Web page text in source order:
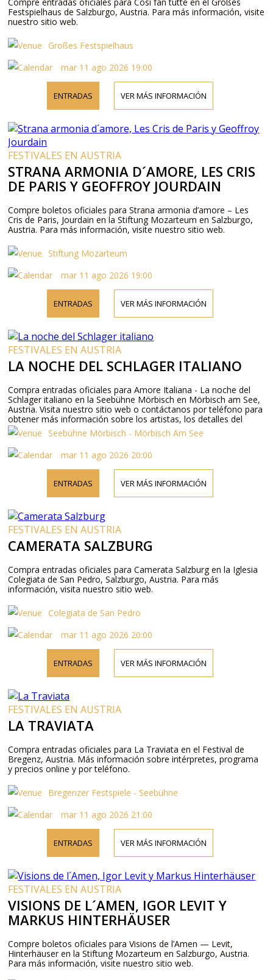
Festspielhaus de Salzburgo, Austria. Para más información, visite
nuestro sitio web.
Großes Festspielhaus
mar 11 ago 2026 19:00
ENTRADAS VER MÁS INFORMACIÓN
FESTIVALES EN AUSTRIA
STRANA ARMONIA D´AMORE, LES CRIS
DE PARIS Y GEOFFROY JOURDAIN
Compre boletos oficiales para Strana armonia d’amore – Les
Cris de Paris, Jourdain en la Stiftung Mozarteum en Salzburgo,
Austria. Para más información, visite nuestro sitio web.
Stiftung Mozarteum
mar 11 ago 2026 19:00
ENTRADAS VER MÁS INFORMACIÓN
FESTIVALES EN AUSTRIA
LA NOCHE DEL SCHLAGER ITALIANO
Compra entradas oficiales para Amore Italiana - La noche del
Schlager italiano en la Seebühne Mörbisch en Mörbisch am See,
Austria. Visita nuestro sitio web o contáctanos por teléfono para
obtener más información sobre los artistas, los detalles del
programa y los precios de las entradas.
Seebühne Mörbisch - Mörbisch Am See
mar 11 ago 2026 20:00
ENTRADAS VER MÁS INFORMACIÓN
FESTIVALES EN AUSTRIA
CAMERATA SALZBURG
Compra entradas oficiales para Camerata Salzburg en la Iglesia
Colegiata de San Pedro, Salzburgo, Austria. Para más
información, visita nuestro sitio web.
Colegiata de San Pedro
mar 11 ago 2026 20:00
ENTRADAS VER MÁS INFORMACIÓN
FESTIVALES EN AUSTRIA
LA TRAVIATA
Compra entradas oficiales para La Traviata en el Festival de
Bregenz, Austria. Más información sobre intérpretes, programa
y precios online y por teléfono.
Bregenzer Festspiele - Seebühne
mar 11 ago 2026 21:00
ENTRADAS VER MÁS INFORMACIÓN
FESTIVALES EN AUSTRIA
VISIONS DE L´AMEN, IGOR LEVIT Y
MARKUS HINTERHÄUSER
Compre boletos oficiales para Visions de l’Amen — Levit,
Hinterhäuser en la Stiftung Mozarteum en Salzburgo, Austria.
Para más información, visite nuestro sitio web.